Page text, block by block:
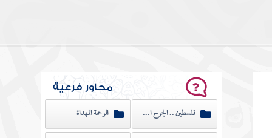
محاور فرعية
فلسطين .. الجرح النازف الرحمة المهداة